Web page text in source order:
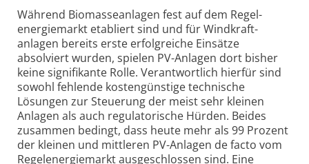
Während Biomasseanlagen fest auf dem Regel­
energiemarkt etabliert sind und für Windkraft­
anlagen bereits erste erfolgreiche Einsätze
absolviert wurden, spielen PV-Anlagen dort bisher
keine signi­fikante Rolle. Verantwortlich hierfür sind
sowohl fehlende kostengünstige technische
Lösungen zur Steuerung der meist sehr kleinen
Anlagen als auch regulatorische Hürden. Beides
zusammen bedingt, dass heute mehr als 99 Prozent
der kleinen und mittleren PV-Anlagen de facto vom
Regelenergie­markt ausge­schlossen sind. Eine